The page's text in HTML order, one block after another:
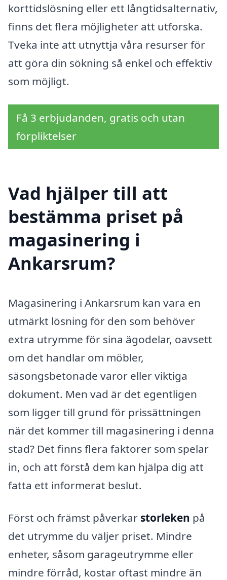
korttidslösning eller ett långtidsalternativ,
finns det flera möjligheter att utforska.
Tveka inte att utnyttja våra resurser för
att göra din sökning så enkel och effektiv
som möjligt.
Få 3 erbjudanden, gratis och utan
förpliktelser
Vad hjälper till att
bestämma priset på
magasinering i
Ankarsrum?
Magasinering i Ankarsrum kan vara en
utmärkt lösning för den som behöver
extra utrymme för sina ägodelar, oavsett
om det handlar om möbler,
säsongsbetonade varor eller viktiga
dokument. Men vad är det egentligen
som ligger till grund för prissättningen
när det kommer till magasinering i denna
stad? Det finns flera faktorer som spelar
in, och att förstå dem kan hjälpa dig att
fatta ett informerat beslut.
Först och främst påverkar storleken på
det utrymme du väljer priset. Mindre
enheter, såsom garageutrymme eller
mindre förråd, kostar oftast mindre än